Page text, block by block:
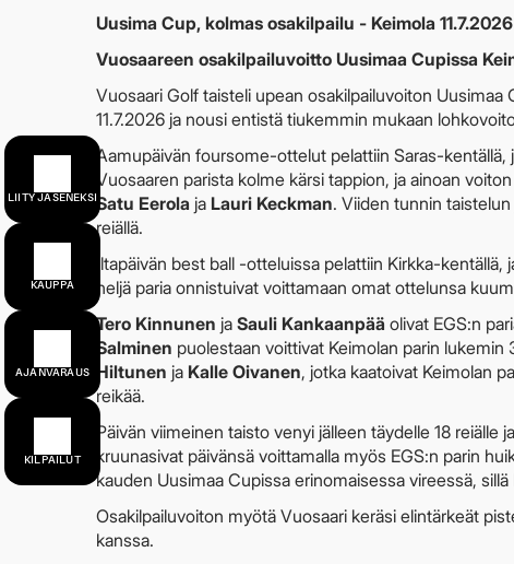
LIITY JÄSENEKSI
KAUPPA
AJANVARAUS
KILPAILUT
Uusima Cup, kolmas osakilpailu - Keimola 11.7.2026
Vuosaareen osakilpailuvoitto Uusimaa Cupissa
Vuosaari Golf taisteli upean osakilpailuvoiton
11.7.2026 ja nousi entistä tiukemmin mukaan
Aamupäivän foursome-ottelut pelattiin Saras-
Vuosaaren parista kolme kärsi tappion, ja ainoan
Satu Eerola ja Lauri Keckman. Viiden tunnin
reiällä.
Iltapäivän best ball -otteluissa pelattiin Kirkka-
neljä paria onnistuivat voittamaan omat ottelunsa
Tero Kinnunen ja Sauli Kankaanpää olivat EGS:n
Salminen puolestaan voittivat Keimolan parin
Hiltunen ja Kalle Oivanen, jotka kaatoivat Keimolan
reikää.
Päivän viimeinen taisto venyi jälleen täydelle 18
kruunasivat päivänsä voittamalla myös EGS:n parin
kauden Uusimaa Cupissa erinomaisessa vireessä,
Osakilpailuvoiton myötä Vuosaari keräsi elintärkeät
kanssa.